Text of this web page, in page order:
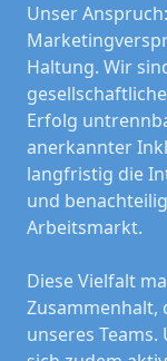
Unser Anspruch:
Haltung. Wir
Erfolg
anerkannter
langfristig die
und
Arbeitsmarkt.
Diese Vielfalt
Zusammenhalt,
unseres